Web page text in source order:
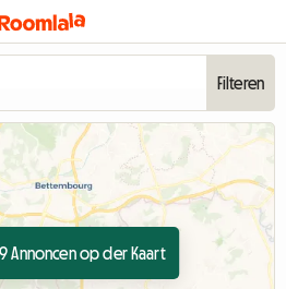
Filteren
Annoncen op der Kaart